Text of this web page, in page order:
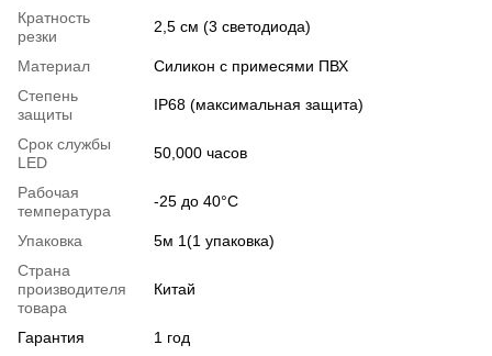
Кратность
резки
2,5 см (3 светодиода)
Материал
Силикон с примесями ПВХ
Степень
защиты
IP68 (максимальная защита)
Срок службы
LED
50,000 часов
Рабочая
температура
-25 до 40°С
Упаковка
5м 1(1 упаковка)
Страна
производителя
товара
Китай
Гарантия
1 год